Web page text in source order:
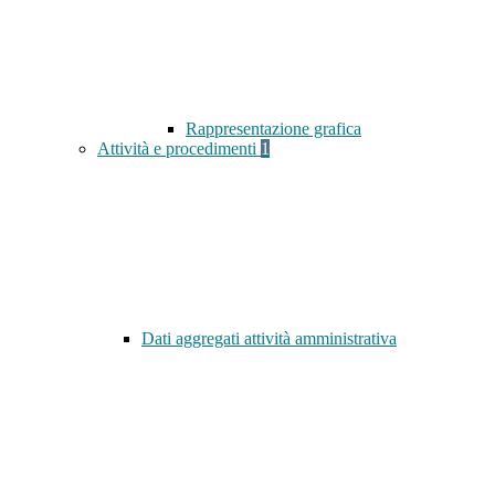
Rappresentazione grafica
Attività e procedimenti 1
Dati aggregati attività amministrativa